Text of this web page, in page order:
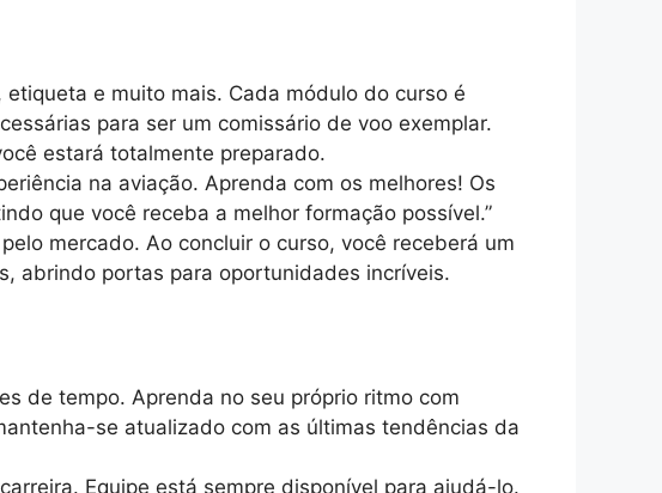
e muito mais. Cada módulo do curso é
para ser um comissário de voo exemplar.
estará totalmente preparado.
na aviação. Aprenda com os melhores! Os
que você receba a melhor formação possível.”
mercado. Ao concluir o curso, você receberá um
abrindo portas para oportunidades incríveis.
de tempo. Aprenda no seu próprio ritmo com
se atualizado com as últimas tendências da
Equipe está sempre disponível para ajudá-lo.